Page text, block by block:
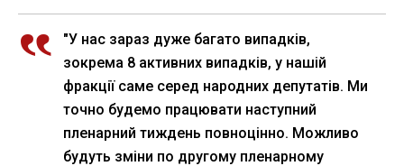
"У нас зараз дуже багато випадків,
зокрема 8 активних випадків, у нашій
фракції саме серед народних депутатів. Ми
точно будемо працювати наступний
пленарний тиждень повноцінно. Можливо
будуть зміни по другому пленарному